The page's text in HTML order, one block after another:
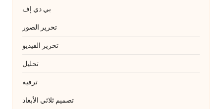
بي دي إف
تحرير الصور
تحرير الفيديو
تحليل
ترفيه
تصميم ثلاثي الأبعاد